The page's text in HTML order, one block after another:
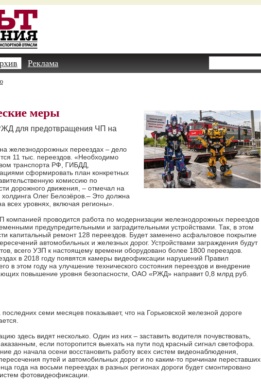
Реклама
меры
для предотвращения ЧП на
железнодорожных переездах – дело
11 тыс. переездов. «Необходимо
транспорта РФ, ГИБДД,
сформировать план конкретных
комиссию по
дорожного движения, – отмечал на
Олег Белозёров.– Это должна
всех уровнях, включая регионы».
компанией проводится работа по модернизации железнодорожных переездов
предупредительными и заградительными устройствами. Так, в этом
капитальный ремонт 128 переездов. Будет заменено асфальтовое покрытие
автомобильных и железных дорог. Устройствами заграждения будут
всего УЗП к настоящему времени оборудовано более 1800 переездов.
в 2018 году появятся камеры видеофиксации нарушений Правил
в этом году на улучшение технического состояния переездов и внедрение
повышение уровня безопасности, ОАО «РЖД» направит 0,8 млрд руб.
семи месяцев показывает, что на Горьковской железной дороге
здесь видят несколько. Один из них – заставить водителя почувствовать,
если поторопится выехать на пути под красный сигнал светофора.
до начала осени восстановить работу всех систем видеонаблюдения,
путей и автомобильных дорог и по каким-то причинам переставших
года на восьми переездах в разных регионах дороги будет смонтировано
фотовидеофиксации.